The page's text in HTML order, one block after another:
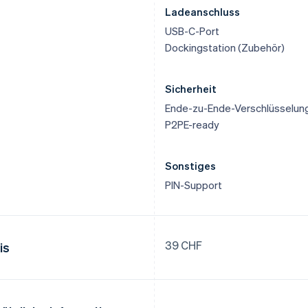
Ladeanschluss
USB-C-Port
Dockingstation (Zubehör)
Sicherheit
Ende-zu-Ende-
P2PE-ready
Sonstiges
PIN-Support
39 CHF